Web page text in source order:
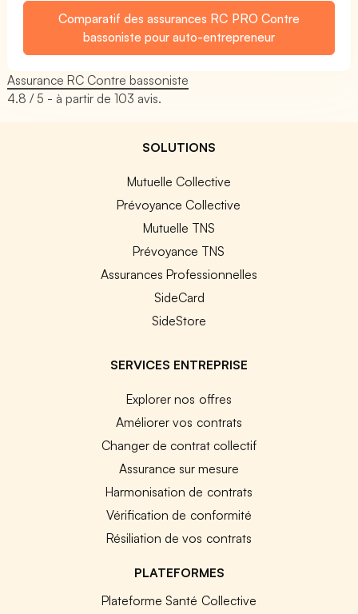
Comparatif des assurances RC PRO Contre
bassoniste pour auto-entrepreneur
Assurance RC Contre bassoniste
4.8 / 5 - à partir de103 avis.
SOLUTIONS
Mutuelle Collective
Prévoyance Collective
Mutuelle TNS
Prévoyance TNS
Assurances Professionnelles
SideCard
SideStore
SERVICES ENTREPRISE
Explorer nos offres
Améliorer vos contrats
Changer de contrat collectif
Assurance sur mesure
Harmonisation de contrats
Vérification de conformité
Résiliation de vos contrats
PLATEFORMES
Plateforme Santé Collective